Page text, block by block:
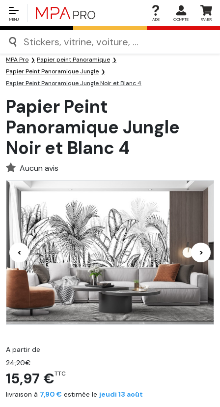
MENU AIDE COMPTE PANIER
MPA Pro
Papier peint Panoramique
Papier Peint Panoramique Jungle
Papier Peint Panoramique Jungle Noir et Blanc 4
Papier Peint
Panoramique Jungle
Noir et Blanc 4
Aucun avis
< >
A partir de
24,20€
15,97 €TTC
livraison à 7,90 € estimée le jeudi 13 août